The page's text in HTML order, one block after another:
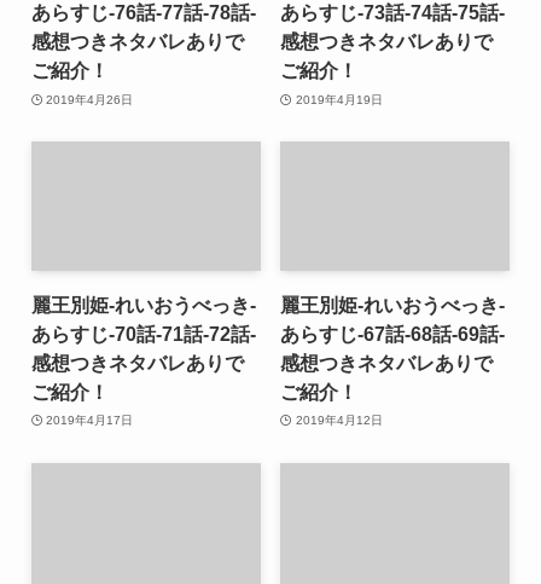
あらすじ-76話-77話-78話-
感想つきネタバレありで
ご紹介！
2019年4月26日
あらすじ-73話-74話-75話-
感想つきネタバレありで
ご紹介！
2019年4月19日
麗王別姫-れいおうべっき-
あらすじ-70話-71話-72話-
感想つきネタバレありで
ご紹介！
2019年4月17日
麗王別姫-れいおうべっき-
あらすじ-67話-68話-69話-
感想つきネタバレありで
ご紹介！
2019年4月12日